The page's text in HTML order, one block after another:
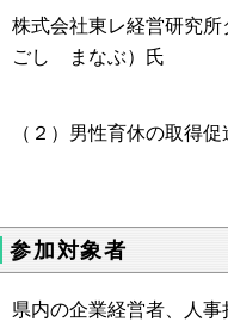
株式会社東レ経営研究
ごし まなぶ）氏
（２）男性育休の取得
参加対象者
県内の企業経営者、人事